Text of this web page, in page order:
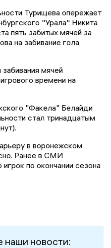
Турищева опережает
"Урала" Никита
пять забитых мячей за
на забивание гола
мячей
времени на
"Факела" Белайди
стал тринадцатым
в воронежском
Ранее в СМИ
по окончании сезона
наши новости: